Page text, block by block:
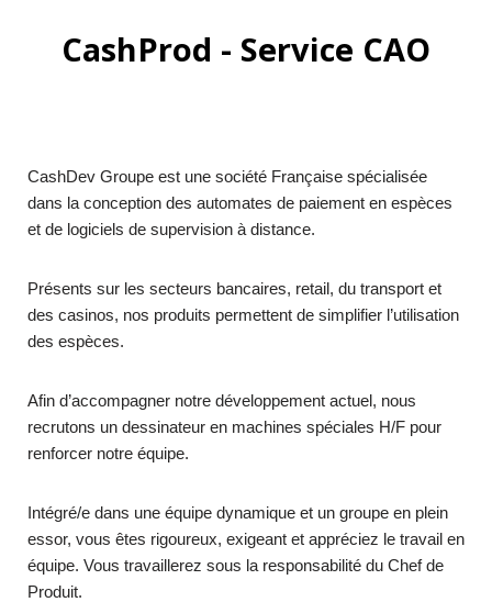
CashProd - Service CAO
CashDev Groupe est une société Française spécialisée
dans la conception des automates de paiement en espèces
et de logiciels de supervision à distance.
Présents sur les secteurs bancaires, retail, du transport et
des casinos, nos produits permettent de simplifier l’utilisation
des espèces.
Afin d’accompagner notre développement actuel, nous
recrutons un dessinateur en machines spéciales H/F pour
renforcer notre équipe.
Intégré/e dans une équipe dynamique et un groupe en plein
essor, vous êtes rigoureux, exigeant et appréciez le travail en
équipe. Vous travaillerez sous la responsabilité du Chef de
Produit.